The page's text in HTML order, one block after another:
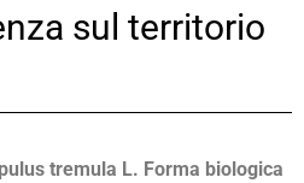
sul territorio
tremula L. Forma biologica